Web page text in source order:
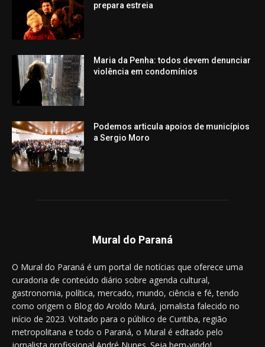
prepara estreia
Maria da Penha: todos devem denunciar
violência em condomínios
Podemos articula apoios de municípios
a Sergio Moro
Mural do Paraná
O Mural do Paraná é um portal de notícias que oferece uma
curadoria de conteúdo diário sobre agenda cultural,
gastronomia, política, mercado, mundo, ciência e fé, tendo
como origem o Blog do Aroldo Murá, jornalista falecido no
início de 2023. Voltado para o público de Curitiba, região
metropolitana e todo o Paraná, o Mural é editado pelo